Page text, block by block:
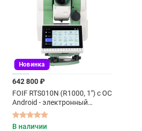
Новинка
642 800 ₽
FOIF RTS010N (R1000, 1") с ОС
Android - электронный
тахеометр
В наличии